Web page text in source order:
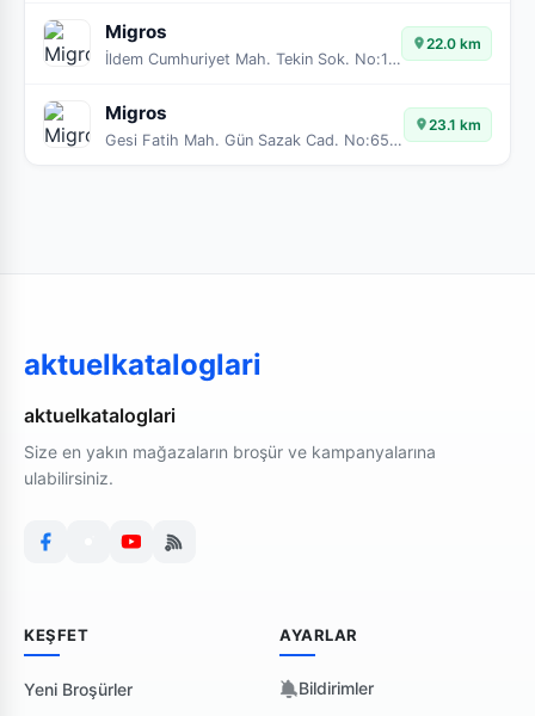
Migros
İldem Cumhuriyet Mah. Tekin Sok. No:120/Z01
22.0 km
Migros
Gesi Fatih Mah. Gün Sazak Cad. No:65/2B13
23.1 km
aktuelkataloglari
aktuelkataloglari
Size en yakın mağazaların broşür ve kampanyalarına
ulabilirsiniz.
KEŞFET
Yeni Broşürler
AYARLAR
Bildirimler